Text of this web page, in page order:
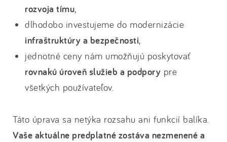
rozvoja tímu,
dlhodobo investujeme do modernizácie
infraštruktúry a bezpečnosti,
jednotné ceny nám umožňujú poskytovať
rovnakú úroveň služieb a podpory pre
všetkých používateľov.
Táto úprava sa netýka rozsahu ani funkcií balíka.
Vaše aktuálne predplatné zostáva nezmenené a